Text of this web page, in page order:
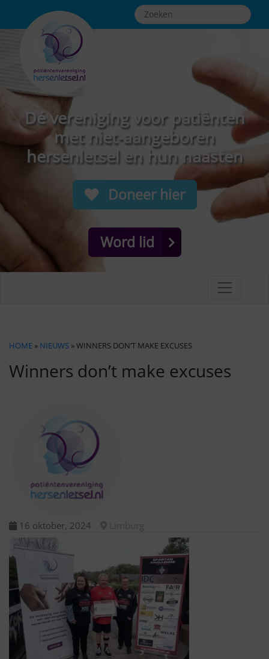
Dé vereniging voor patiënten
met niet-aangeboren
hersenletsel en hun naasten
Doneer hier
Word lid
HOME » NIEUWS » WINNERS DON’T MAKE EXCUSES
Winners don’t make excuses
16 oktober, 2024